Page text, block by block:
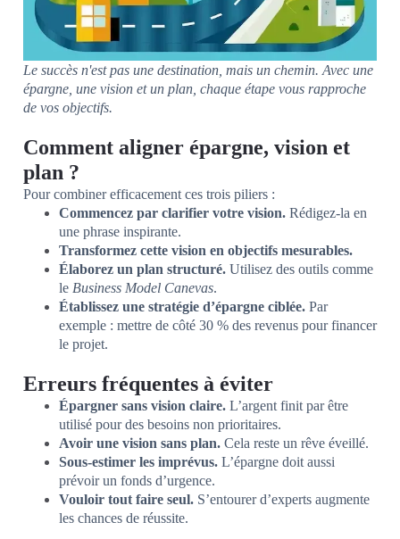
Le succès n'est pas une destination, mais un chemin. Avec une
épargne, une vision et un plan, chaque étape vous rapproche
de vos objectifs.
Comment aligner épargne, vision et
plan ?
Pour combiner efficacement ces trois piliers :
Commencez par clarifier votre vision. Rédigez-la en
une phrase inspirante.
Transformez cette vision en objectifs mesurables.
Élaborez un plan structuré. Utilisez des outils comme
le Business Model Canevas.
Établissez une stratégie d’épargne ciblée. Par
exemple : mettre de côté 30 % des revenus pour financer
le projet.
Erreurs fréquentes à éviter
Épargner sans vision claire. L’argent finit par être
utilisé pour des besoins non prioritaires.
Avoir une vision sans plan. Cela reste un rêve éveillé.
Sous-estimer les imprévus. L’épargne doit aussi
prévoir un fonds d’urgence.
Vouloir tout faire seul. S’entourer d’experts augmente
les chances de réussite.